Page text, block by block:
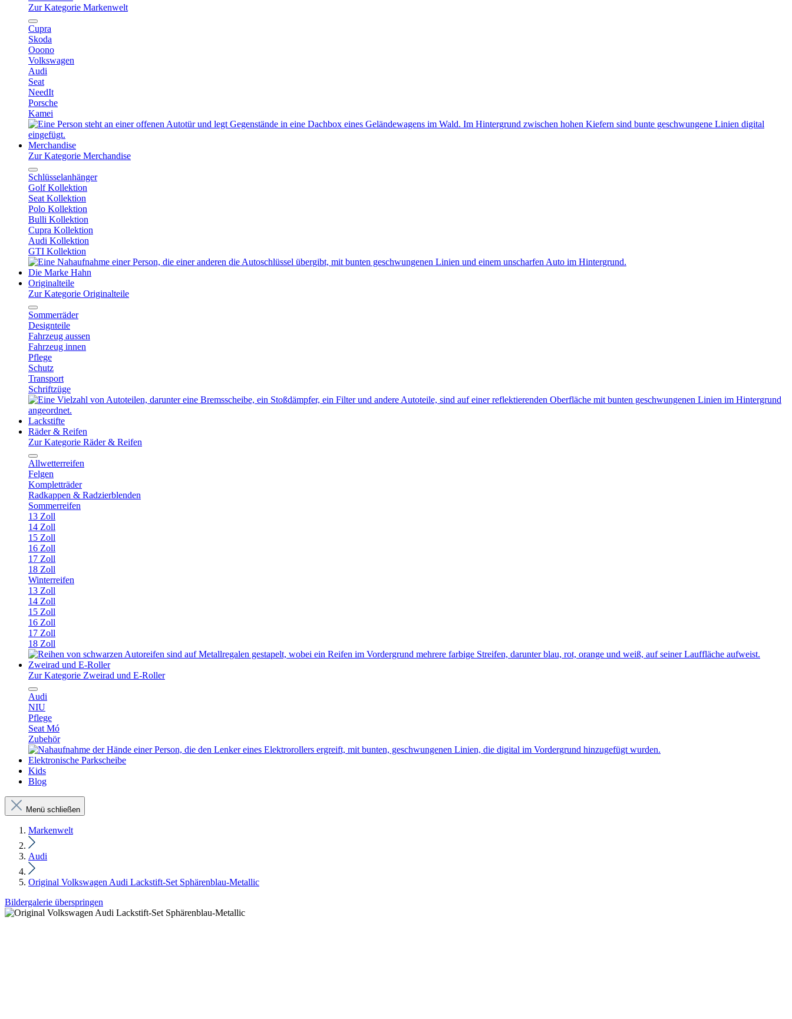
Zur Kategorie Markenwelt
Cupra
Skoda
Ooono
Volkswagen
Audi
Seat
NeedIt
Porsche
Kamei
Merchandise
Zur Kategorie Merchandise
Schlüsselanhänger
Golf Kollektion
Seat Kollektion
Polo Kollektion
Bulli Kollektion
Cupra Kollektion
Audi Kollektion
GTI Kollektion
Die Marke Hahn
Originalteile
Zur Kategorie Originalteile
Sommerräder
Designteile
Fahrzeug aussen
Fahrzeug innen
Pflege
Schutz
Transport
Schriftzüge
Lackstifte
Räder & Reifen
Zur Kategorie Räder & Reifen
Allwetterreifen
Felgen
Kompletträder
Radkappen & Radzierblenden
Sommerreifen
13 Zoll
14 Zoll
15 Zoll
16 Zoll
17 Zoll
18 Zoll
Winterreifen
13 Zoll
14 Zoll
15 Zoll
16 Zoll
17 Zoll
18 Zoll
Zweirad und E-Roller
Zur Kategorie Zweirad und E-Roller
Audi
NIU
Pflege
Seat Mó
Zubehör
Elektronische Parkscheibe
Kids
Blog
Menü schließen
Markenwelt
Audi
Original Volkswagen Audi Lackstift-Set Sphärenblau-Metallic
Bildergalerie überspringen